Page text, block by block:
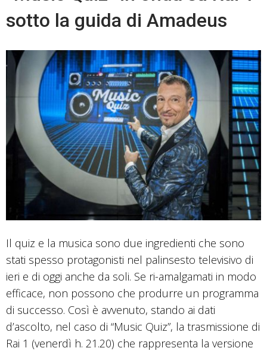
sotto la guida di Amadeus
Il quiz e la musica sono due ingredienti che sono
stati spesso protagonisti nel palinsesto televisivo di
ieri e di oggi anche da soli. Se ri-amalgamati in modo
efficace, non possono che produrre un programma
di successo. Così è avvenuto, stando ai dati
d’ascolto, nel caso di “Music Quiz”, la trasmissione di
Rai 1 (venerdì h. 21.20) che rappresenta la versione